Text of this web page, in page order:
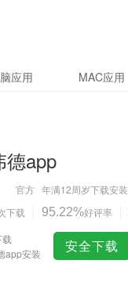
应用 MAC应用
德app
官方 年满12周岁下载安装
下载 95.22%好评率
app安装
安全下载